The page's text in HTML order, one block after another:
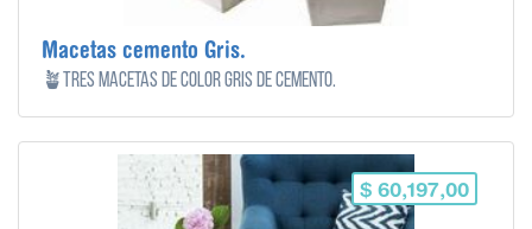
Macetas cemento Gris.
🪴Tres macetas de color gris de cemento.
$ 60,197,00